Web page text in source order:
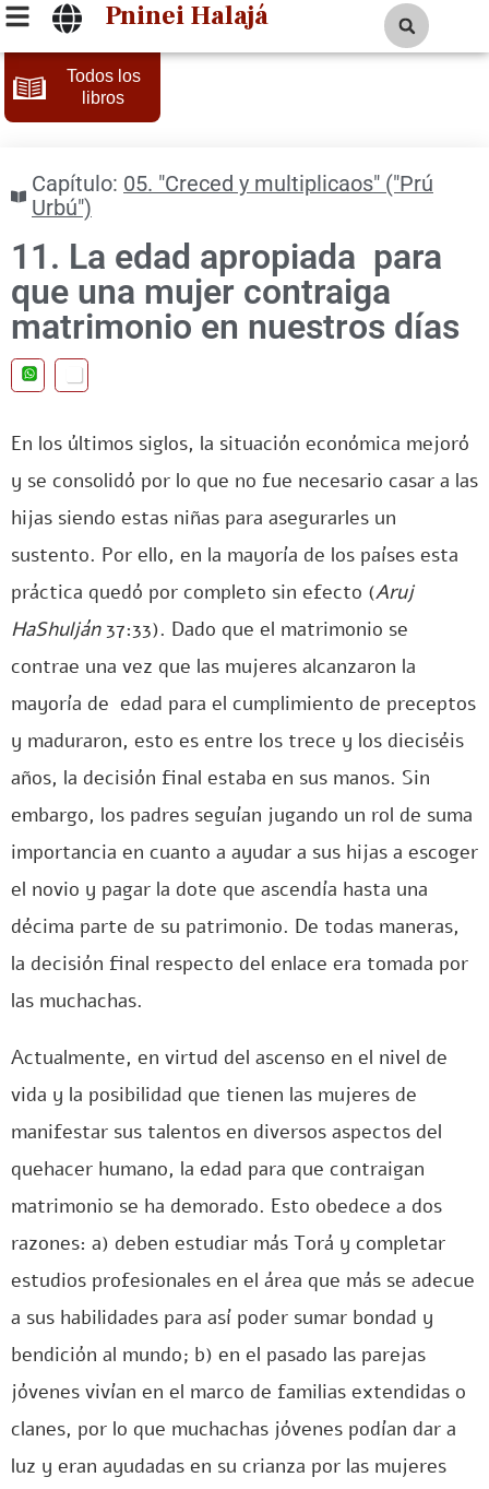
Pninei Halajá
Todos los
libros
Capítulo: 05. "Creced y multiplicaos" ("Prú
Urbú")
11. La edad apropiada para
que una mujer contraiga
matrimonio en nuestros días
En los últimos siglos, la situación económica mejoró
y se consolidó por lo que no fue necesario casar a las
hijas siendo estas niñas para asegurarles un
sustento. Por ello, en la mayoría de los países esta
práctica quedó por completo sin efecto (Aruj
HaShulján37:33). Dado que el matrimonio se
contrae una vez que las mujeres alcanzaron la
mayoría de edad para el cumplimiento de preceptos
y maduraron, esto es entre los trece y los dieciséis
años, la decisión final estaba en sus manos. Sin
embargo, los padres seguían jugando un rol de suma
importancia en cuanto a ayudar a sus hijas a escoger
el novio y pagar la dote que ascendía hasta una
décima parte de su patrimonio. De todas maneras,
la decisión final respecto del enlace era tomada por
las muchachas.
Actualmente, en virtud del ascenso en el nivel de
vida y la posibilidad que tienen las mujeres de
manifestar sus talentos en diversos aspectos del
quehacer humano, la edad para que contraigan
matrimonio se ha demorado. Esto obedece a dos
razones: a) deben estudiar más Torá y completar
estudios profesionales en el área que más se adecue
a sus habilidades para así poder sumar bondad y
bendición al mundo; b) en el pasado las parejas
jóvenes vivían en el marco de familias extendidas o
clanes, por lo que muchachas jóvenes podían dar a
luz y eran ayudadas en su crianza por las mujeres